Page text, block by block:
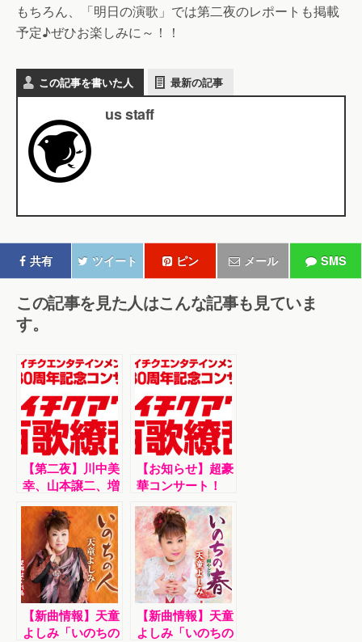
もちろん、「明日の演歌」では第二夜のレポートも掲載
予定♪ぜひお楽しみに～！！
この記事を書いた人 最新の記事
us staff
共有 ツイート ピン メール SMS
この記事を見た人はこんな記事も見ていま
す。
【第二夜】川中美
幸、山本譲二、増
位山太志郎……超
豪華コンサート！
「テイチクアワ
ー 百歌繚乱」
【最終日】
【お知らせ】超豪
華コンサート！
「テイチクアワー
百歌繚乱」開催
【新曲情報】天童
よしみ「いのちの
【新曲情報】天童
よしみ「いのちの